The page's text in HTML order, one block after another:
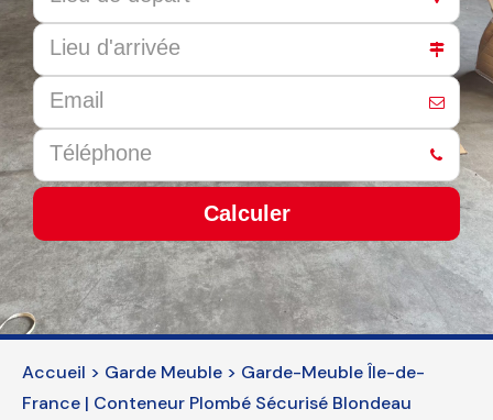
Calculer
This
field
should
be
left
blank
Accueil > Garde Meuble > Garde-Meuble Île-de-
France | Conteneur Plombé Sécurisé Blondeau